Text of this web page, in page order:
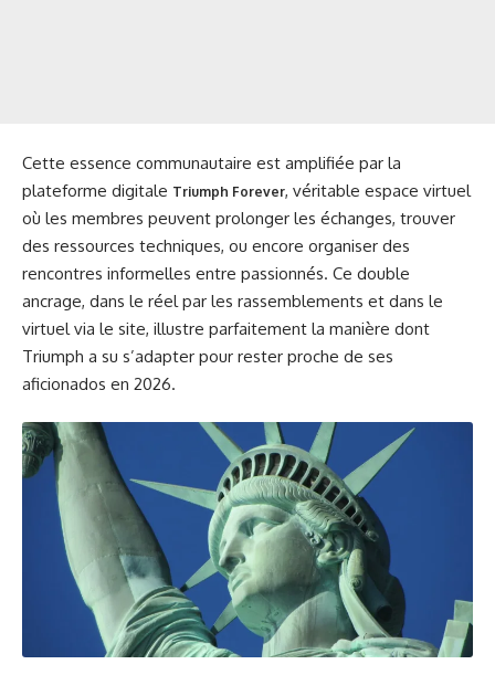
Cette essence communautaire est amplifiée par la
plateforme digitale Triumph Forever, véritable espace virtuel
où les membres peuvent prolonger les échanges, trouver
des ressources techniques, ou encore organiser des
rencontres informelles entre passionnés. Ce double
ancrage, dans le réel par les rassemblements et dans le
virtuel via le site, illustre parfaitement la manière dont
Triumph a su s’adapter pour rester proche de ses
aficionados en 2026.